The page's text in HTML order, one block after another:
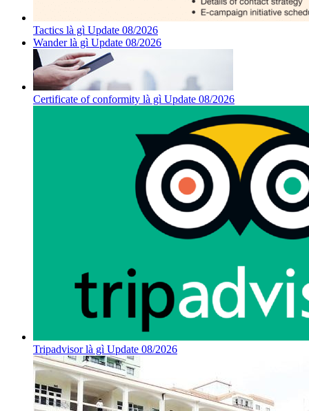
Tactics là gì Update 08/2026
Wander là gì Update 08/2026
Certificate of conformity là gì Update 08/2026
Tripadvisor là gì Update 08/2026